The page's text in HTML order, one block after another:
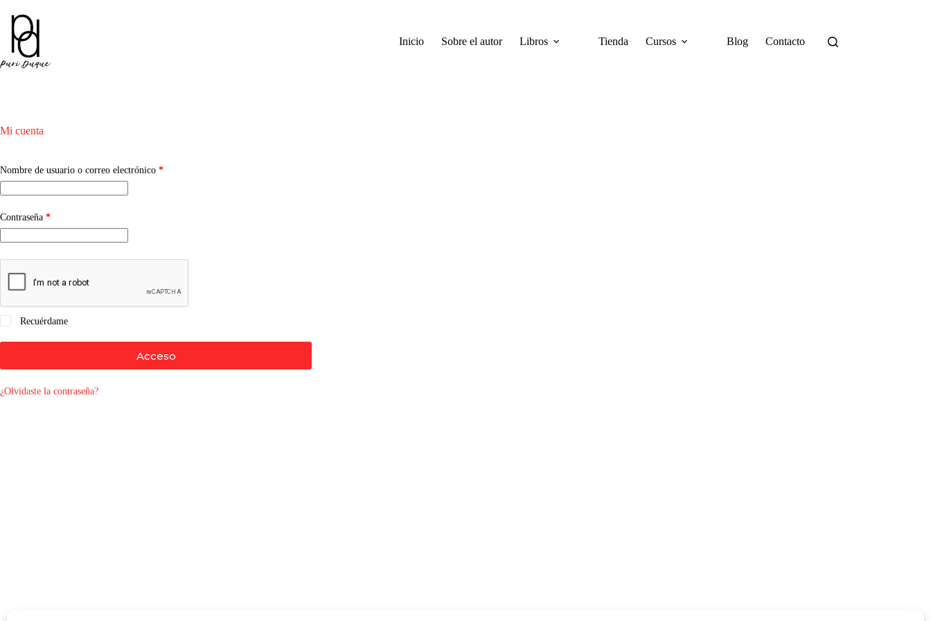
Inicio Sobre el autor Libros Tienda Cursos Blog Contacto
Mi cuenta
Nombre de usuario o correo electrónico *
Contraseña *
Recuérdame
Acceso
¿Olvidaste la contraseña?